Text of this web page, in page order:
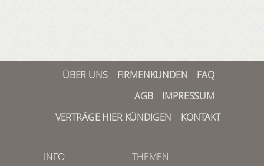
ÜBER UNS FIRMENKUNDEN
FAQ
AGB
IMPRESSUM
VERTRÄGE HIER KÜNDIGEN
KONTAKT
INFO THEMEN